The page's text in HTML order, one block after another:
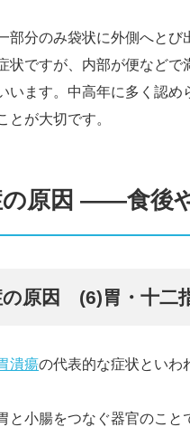
部分のみ袋状に外側へとび
状ですが、内部が便など
います。中高年に多く認
とが大切です。
の原因 ――食後
の原因 (6)胃・十二
潰瘍の代表的な症状といわ
と小腸をつなぐ器官のこ